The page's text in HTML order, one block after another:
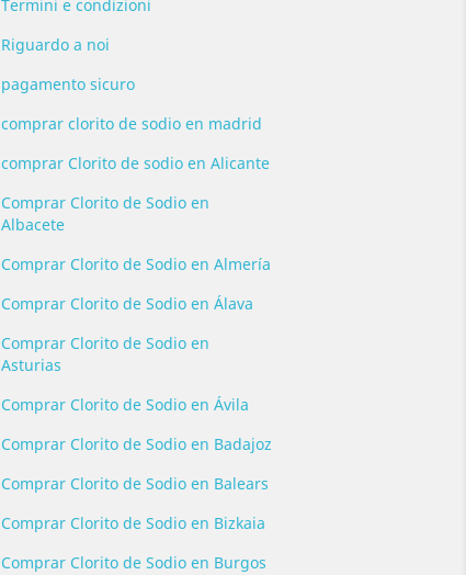
Termini e condizioni
Riguardo a noi
pagamento sicuro
comprar clorito de sodio en madrid
comprar Clorito de sodio en Alicante
Comprar Clorito de Sodio en
Albacete
Comprar Clorito de Sodio en Almería
Comprar Clorito de Sodio en Álava
Comprar Clorito de Sodio en
Asturias
Comprar Clorito de Sodio en Ávila
Comprar Clorito de Sodio en Badajoz
Comprar Clorito de Sodio en Balears
Comprar Clorito de Sodio en Bizkaia
Comprar Clorito de Sodio en Burgos